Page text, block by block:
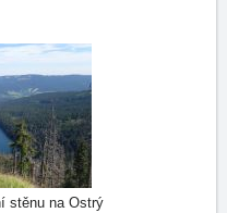
stěnu na Ostrý